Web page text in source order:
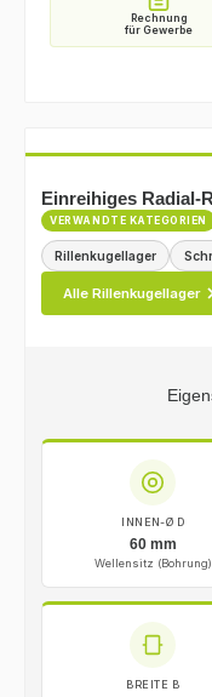
Einreihiges Radial-
VERWANDTE KATEGORIEN
Rillenkugellager
Alle Rillenkugellager
INNEN-Ø D
60 mm
Wellensitz (Bohrung)
BREITE B